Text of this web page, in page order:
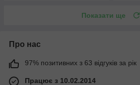
Показати ще
Про нас
97% позитивних з 63 відгуків за рік
Працює з 10.02.2014